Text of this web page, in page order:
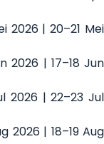
2026 | 20–21 Mei
2026 | 17–18 Jun
2026 | 22–23 Jul
2026 | 18–19 Aug